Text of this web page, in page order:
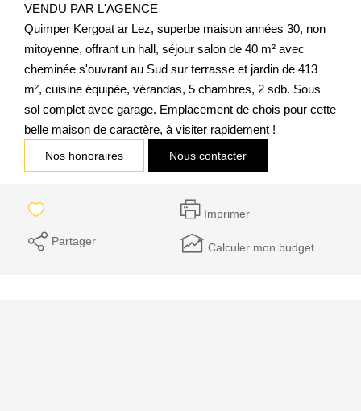
VENDU PAR L'AGENCE
Quimper Kergoat ar Lez, superbe maison années 30, non
mitoyenne, offrant un hall, séjour salon de 40 m² avec
cheminée s'ouvrant au Sud sur terrasse et jardin de 413
m², cuisine équipée, vérandas, 5 chambres, 2 sdb. Sous
sol complet avec garage. Emplacement de chois pour cette
belle maison de caractère, à visiter rapidement !
Nos honoraires Nous contacter
Imprimer
Partager Calculer mon budget